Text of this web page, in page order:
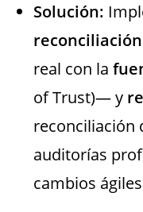
Solución:
reconciliación
real con la
of Trust)— y
reconciliación
auditorías
cambios